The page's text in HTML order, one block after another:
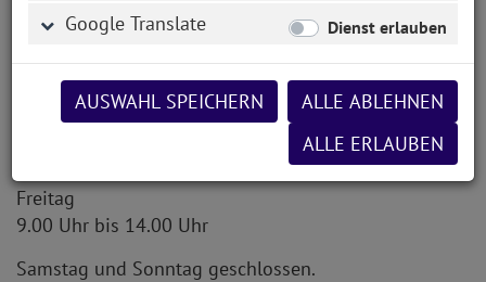
www.newcomer.de
Geschäftszeiten:
Montag bis Donnerstag
Freitag
9.00 Uhr bis 14.00 Uhr
Samstag und Sonntag geschlossen.
Google Translate Dienst erlauben
AUSWAHL SPEICHERN
ALLE ABLEHNEN
ALLE ERLAUBEN